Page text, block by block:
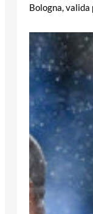
Bologna, valida